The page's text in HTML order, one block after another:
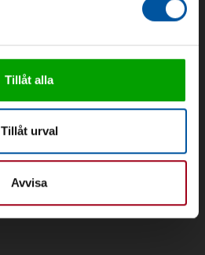
Tillåt alla
Tillåt urval
Avvisa